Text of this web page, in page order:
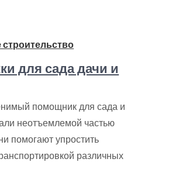
для сада дачи и
помощник для сада и
неотъемлемой частью
помогают упростить
различных